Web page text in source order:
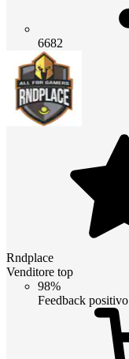
6682
Rndplace
Venditore top
98%
Feedback positivo